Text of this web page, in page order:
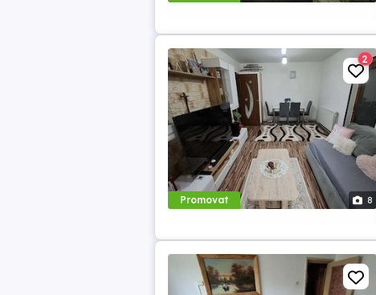
Promovat 8
2